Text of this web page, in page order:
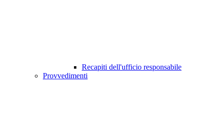
Recapiti dell'ufficio responsabile
Provvedimenti